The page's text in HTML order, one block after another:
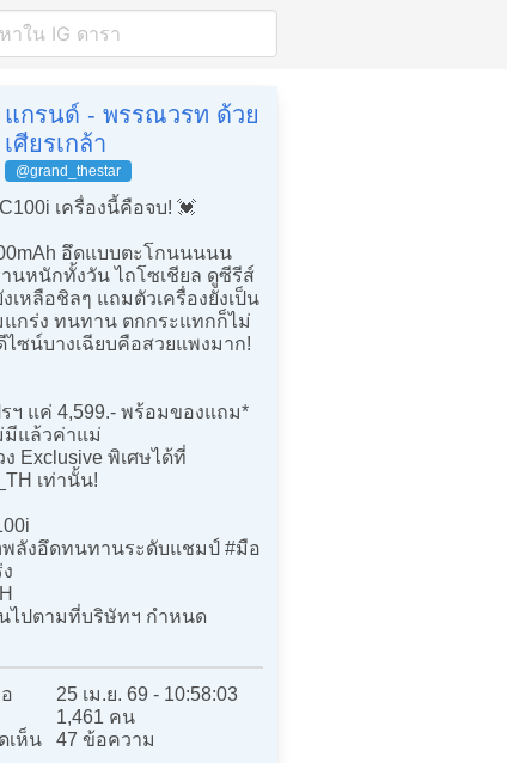
แกรนด์ - พรรณวรท ด้วย
เศียรเกล้า
@grand_thestar
เครื่องนี้คือจบ! 💓
อึดแบบตะโกนนนนน
นหนักทั้งวัน ไถโซเชียล ดูซีรีส์
เหลือชิลๆ แถมตัวเครื่องยังเป็น
กร่ง ทนทาน ตกกระแทกก็ไม่
ไซน์บางเฉียบคือสวยแพงมาก!
รฯ แค่ 4,599.- พร้อมของแถม*
มีแล้วค่าแม่
Exclusive พิเศษได้ที่
เท่านั้น!
พลังอึดทนทานระดับแชมป์ #มือ
นไปตามที่บริษัทฯ กำหนด
25 เม.ย. 69 - 10:58:03
1,461 คน
เห็น
47 ข้อความ